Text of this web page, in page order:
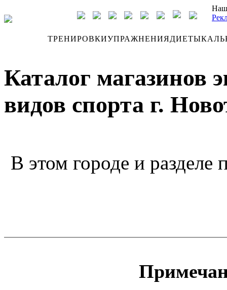
ТРЕНИРОВКИУПРАЖНЕНИЯДИЕТЫ
Каталог магазинов
видов спорта г.
В этом городе и разделе